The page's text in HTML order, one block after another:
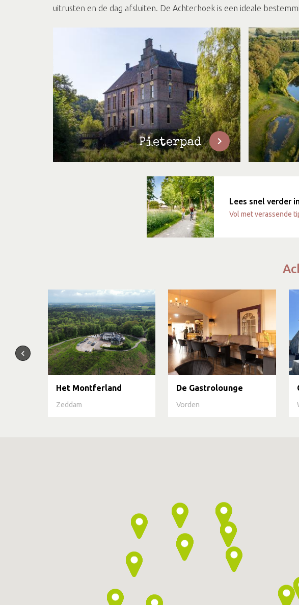
uitrusten en de dag afsluiten. De Achterhoek is een ideale
Pieterpad
Lees snel verder
Vol met verassende
Het Montferland
Zeddam
De Gastrolounge
Vorden